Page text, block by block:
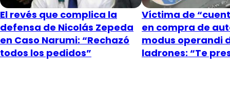
El revés que complica la
defensa de Nicolás Zepeda
en Caso Narumi: “Rechazó
todos los pedidos”
Víctima de
en compra de
modus operandi
ladrones: “Te